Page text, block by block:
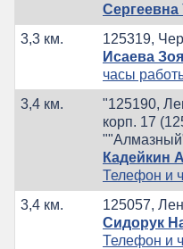
Сергеевна
3,3 км.
125319,
Исаева
часы
3,4 км.
"125190,
корп. 17
Кадейкин
Телефон и
3,4 км.
125057,
Сидорук
Телефон и